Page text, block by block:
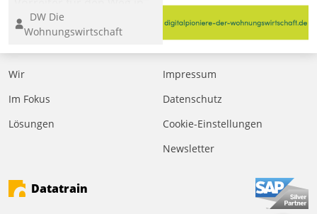
eine digitale Zukunft zu
finden, ist das Ziel des
Awards „Digitalpioniere
der
Bewerben können sich
dafür ein Team
DW Die
Wohnungswirtschaft
Wir
Im Fokus
Lösungen
Impressum
Datenschutz
Cookie-Einstellungen
Newsletter
Datatrain